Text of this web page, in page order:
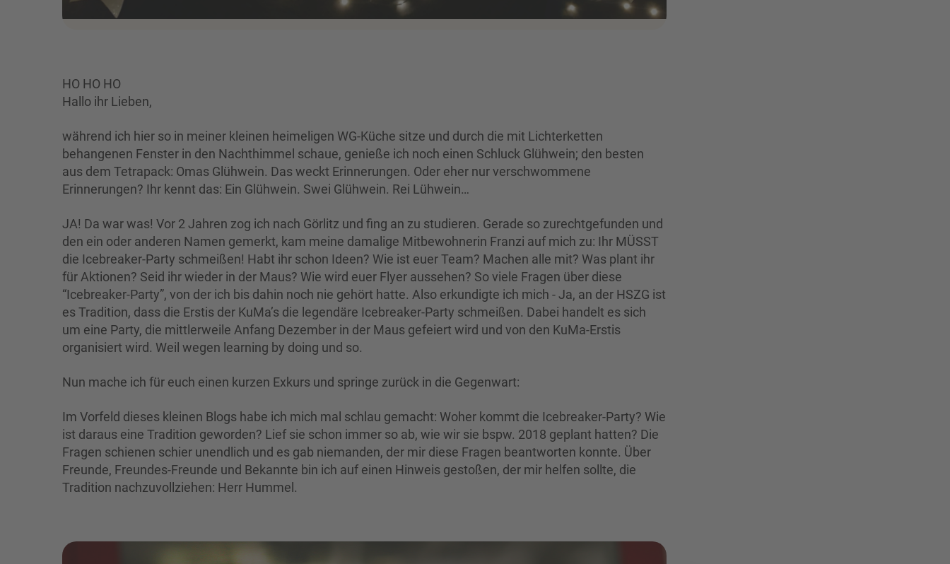
HO HO HO
Hallo ihr Lieben,
während ich hier so in meiner kleinen heimeligen WG-Küche sitze und durch die mit Lichterketten
behangenen Fenster in den Nachthimmel schaue, genieße ich noch einen Schluck Glühwein; den besten
aus dem Tetrapack: Omas Glühwein. Das weckt Erinnerungen. Oder eher nur verschwommene
Erinnerungen? Ihr kennt das: Ein Glühwein. Swei Glühwein. Rei Lühwein…
JA! Da war was! Vor 2 Jahren zog ich nach Görlitz und fing an zu studieren. Gerade so zurechtgefunden und
den ein oder anderen Namen gemerkt, kam meine damalige Mitbewohnerin Franzi auf mich zu: Ihr MÜSST
die Icebreaker-Party schmeißen! Habt ihr schon Ideen? Wie ist euer Team? Machen alle mit? Was plant ihr
für Aktionen? Seid ihr wieder in der Maus? Wie wird euer Flyer aussehen? So viele Fragen über diese
“Icebreaker-Party”, von der ich bis dahin noch nie gehört hatte. Also erkundigte ich mich - Ja, an der HSZG ist
es Tradition, dass die Erstis der KuMa’s die legendäre Icebreaker-Party schmeißen. Dabei handelt es sich
um eine Party, die mittlerweile Anfang Dezember in der Maus gefeiert wird und von den KuMa-Erstis
organisiert wird. Weil wegen learning by doing und so.
Nun mache ich für euch einen kurzen Exkurs und springe zurück in die Gegenwart:
Im Vorfeld dieses kleinen Blogs habe ich mich mal schlau gemacht: Woher kommt die Icebreaker-Party? Wie
ist daraus eine Tradition geworden? Lief sie schon immer so ab, wie wir sie bspw. 2018 geplant hatten? Die
Fragen schienen schier unendlich und es gab niemanden, der mir diese Fragen beantworten konnte. Über
Freunde, Freundes-Freunde und Bekannte bin ich auf einen Hinweis gestoßen, der mir helfen sollte, die
Tradition nachzuvollziehen: Herr Hummel.